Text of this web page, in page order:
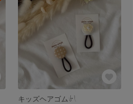
キッズヘアゴム‎‪𓍯 ‬